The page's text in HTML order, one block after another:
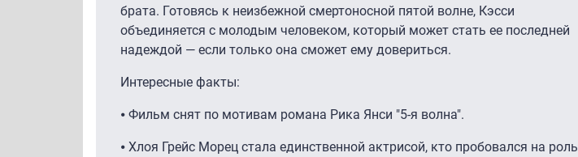
брата. Готовясь к неизбежной смертоносной пятой волне, Кэсси
объединяется с молодым человеком, который может стать ее последней
надеждой — если только она сможет ему довериться.
Интересные факты:
⦁ Фильм снят по мотивам романа Рика Янси "5-я волна".
⦁ Хлоя Грейс Морец стала единственной актрисой, кто пробовался на роль